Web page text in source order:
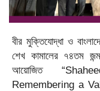
বীর মুক্তিযোদ্ধাও
শেখ কামালের ৭৪তম
আয়োজিত
“
Remembering a